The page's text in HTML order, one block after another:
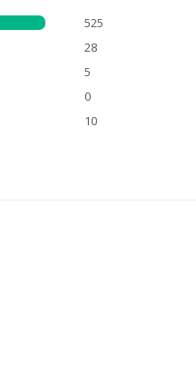
525
28
5
0
10